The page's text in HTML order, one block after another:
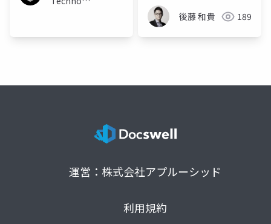
後藤 和貴 189
運営：株式会社アプルーシッド
利用規約